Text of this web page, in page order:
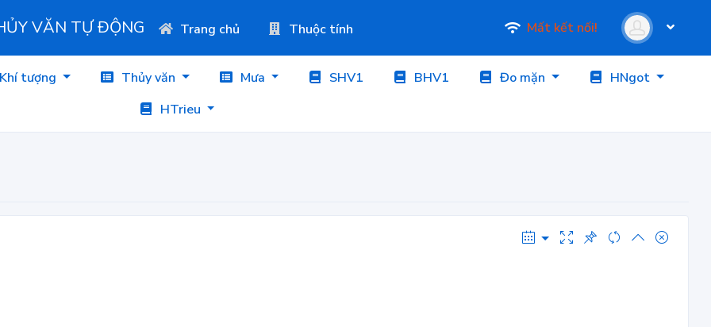
VĂN TỰ ĐỘNG Trang chủ Thuộc tính Mất kết nối!
Khí tượng Thủy văn Mưa SHV1 BHV1 Đo mặn
HNgot
HTrieu